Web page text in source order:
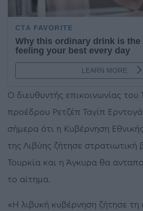
Ο διευθυντής επικοινωνίας του
προέδρου Ρετζέπ Ταγίπ
σήμερα ότι η Κυβέρνηση
της Λιβύης ζήτησε στρατιωτική
Τουρκία και η Άγκυρα θα
το αίτημα.
«Η λιβυκή κυβέρνηση ζήτησε τη